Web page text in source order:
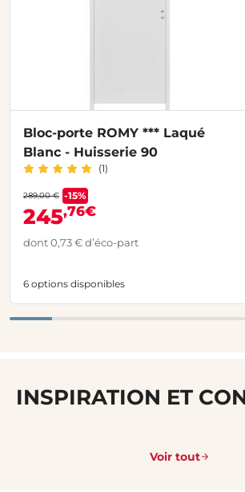
Bloc-porte ROMY *** Laqué
Blanc - Huisserie 90
(1)
289,00 € -15%
245,76€
dont 0,73 € d’éco-part
6 options disponibles
INSPIRATION ET
Voir tout